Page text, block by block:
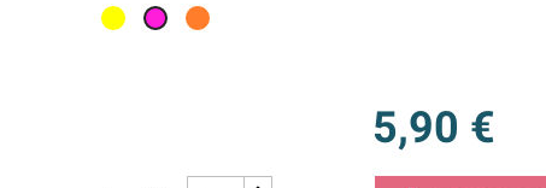
JauneRose Orange
5,90 €